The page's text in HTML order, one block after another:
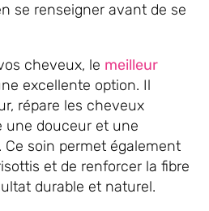
se renseigner avant de se
cheveux, le meilleur
excellente option. Il
répare les cheveux
une douceur et une
soin permet également
et de renforcer la fibre
durable et naturel.